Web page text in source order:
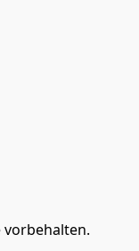
vorbehalten.